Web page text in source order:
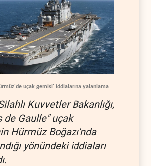
uçak gemisi' iddialarına yalanlama
Kuvvetler Bakanlığı,
de Gaulle" uçak
Hürmüz Boğazı'nda
yönündeki iddiaları